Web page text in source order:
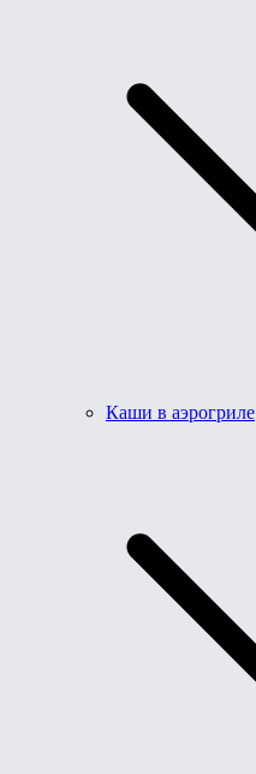
Каши в аэрогриле